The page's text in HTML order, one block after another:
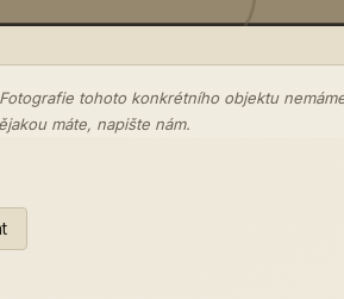
tohoto konkrétního objektu
máte, napište nám.